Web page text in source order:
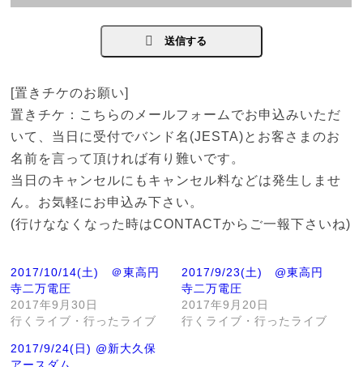
ィ
ー
ド
は
空
の
に
し
て
く
[置きチケのお願い]
置きチケ：こちらのメールフォームでお申込みいただ
いて、当日に受付でバンド名(JESTA)とお客さまのお
名前を言って頂ければ有り難いです。
当日のキャンセルにもキャンセル料などは発生しませ
ん。お気軽にお申込み下さい。
(行けななくなった時はCONTACTからご一報下さいね)
2017/10/14(土) ＠東高円
寺二万電圧
2017年9月30日
行くライブ・行ったライブ
2017/9/23(土) @東高円
寺二万電圧
2017年9月20日
行くライブ・行ったライブ
2017/9/24(日) @新大久保